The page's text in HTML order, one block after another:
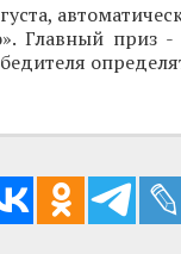
Главный приз